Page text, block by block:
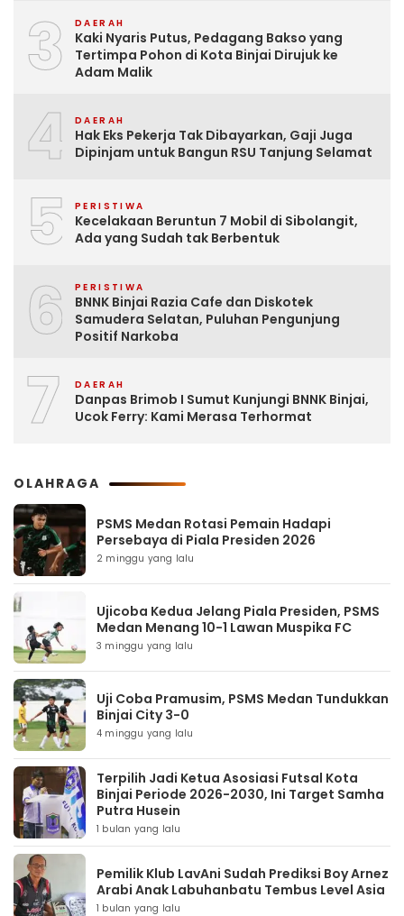
3 DAERAH
Kaki Nyaris Putus, Pedagang Bakso yang
Tertimpa Pohon di Kota Binjai Dirujuk ke
Adam Malik
4 DAERAH
Hak Eks Pekerja Tak Dibayarkan, Gaji Juga
Dipinjam untuk Bangun RSU Tanjung Selamat
5 PERISTIWA
Kecelakaan Beruntun 7 Mobil di Sibolangit,
Ada yang Sudah tak Berbentuk
6 PERISTIWA
BNNK Binjai Razia Cafe dan Diskotek
Samudera Selatan, Puluhan Pengunjung
Positif Narkoba
7 DAERAH
Danpas Brimob I Sumut Kunjungi BNNK Binjai,
Ucok Ferry: Kami Merasa Terhormat
OLAHRAGA
PSMS Medan Rotasi Pemain Hadapi
Persebaya di Piala Presiden 2026
2 minggu yang lalu
Ujicoba Kedua Jelang Piala Presiden, PSMS
Medan Menang 10-1 Lawan Muspika FC
3 minggu yang lalu
Uji Coba Pramusim, PSMS Medan Tundukkan
Binjai City 3-0
4 minggu yang lalu
Terpilih Jadi Ketua Asosiasi Futsal Kota
Binjai Periode 2026-2030, Ini Target Samha
Putra Husein
1 bulan yang lalu
Pemilik Klub LavAni Sudah Prediksi Boy Arnez
Arabi Anak Labuhanbatu Tembus Level Asia
1 bulan yang lalu